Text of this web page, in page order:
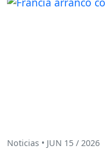
Noticias • JUN 15 / 2026